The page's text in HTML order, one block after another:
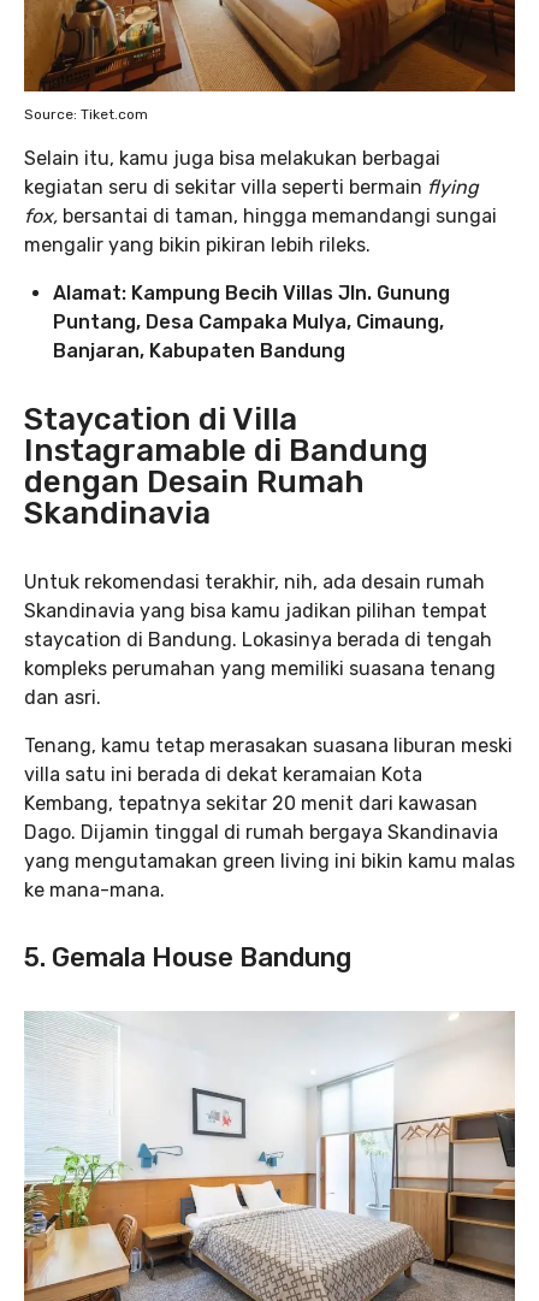
Source: Tiket.com
Selain itu, kamu juga bisa melakukan berbagai
kegiatan seru di sekitar villa seperti bermain flying
fox, bersantai di taman, hingga memandangi sungai
mengalir yang bikin pikiran lebih rileks.
Alamat: Kampung Becih Villas Jln. Gunung
Puntang, Desa Campaka Mulya, Cimaung,
Banjaran, Kabupaten Bandung
Staycation di Villa
Instagramable di Bandung
dengan Desain Rumah
Skandinavia
Untuk rekomendasi terakhir, nih, ada desain rumah
Skandinavia yang bisa kamu jadikan pilihan tempat
staycation di Bandung. Lokasinya berada di tengah
kompleks perumahan yang memiliki suasana tenang
dan asri.
Tenang, kamu tetap merasakan suasana liburan meski
villa satu ini berada di dekat keramaian Kota
Kembang, tepatnya sekitar 20 menit dari kawasan
Dago. Dijamin tinggal di rumah bergaya Skandinavia
yang mengutamakan green living ini bikin kamu malas
ke mana-mana.
5. Gemala House Bandung